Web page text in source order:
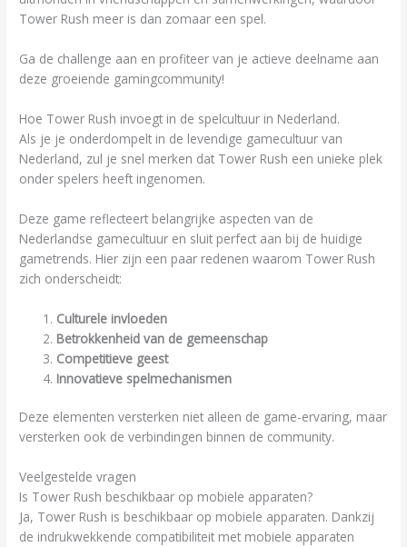
Tower Rush meer is dan zomaar een spel.
Ga de challenge aan en profiteer van je actieve deelname aan
deze groeiende gamingcommunity!
Hoe Tower Rush invoegt in de spelcultuur in Nederland.
Als je je onderdompelt in de levendige gamecultuur van
Nederland, zul je snel merken dat Tower Rush een unieke plek
onder spelers heeft ingenomen.
Deze game reflecteert belangrijke aspecten van de
Nederlandse gamecultuur en sluit perfect aan bij de huidige
gametrends. Hier zijn een paar redenen waarom Tower Rush
zich onderscheidt:
Culturele invloeden
Betrokkenheid van de gemeenschap
Competitieve geest
Innovatieve spelmechanismen
Deze elementen versterken niet alleen de game-ervaring, maar
versterken ook de verbindingen binnen de community.
Veelgestelde vragen
Is Tower Rush beschikbaar op mobiele apparaten?
Ja, Tower Rush is beschikbaar op mobiele apparaten. Dankzij
de indrukwekkende compatibiliteit met mobiele apparaten